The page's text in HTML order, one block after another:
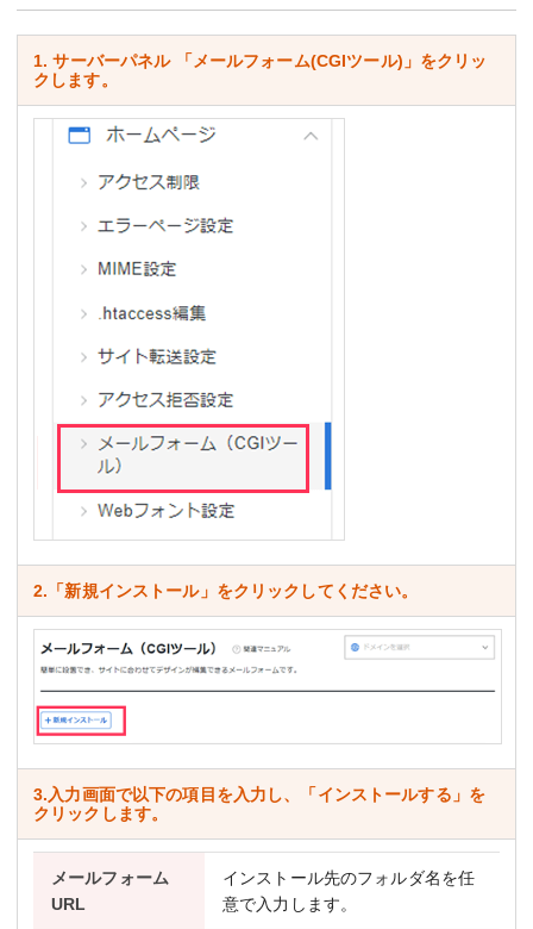
1. サーバーパネル 「メールフォーム(CGIツール)」をクリッ
クします。
2.「新規インストール」をクリックしてください。
3.入力画面で以下の項目を入力し、「インストールする」を
クリックします。
メールフォーム
URL
インストール先のフォルダ名を任
意で入力します。